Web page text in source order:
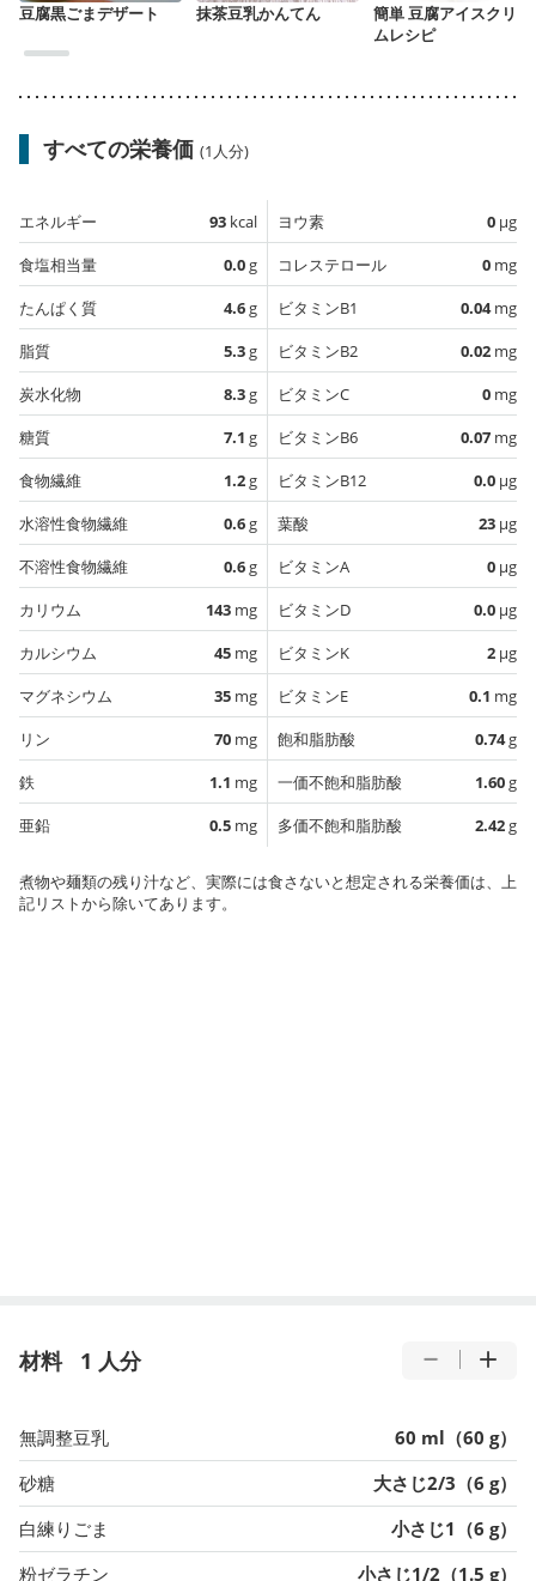
豆腐黒ごまデザート 抹茶豆乳かんてん
簡単 豆腐アイスクリー
ムレシピ
すべての栄養価 (1人分)
エネルギー 93 kcal
食塩相当量
0.0g
たんぱく質
4.6g
脂質
5.3g
炭水化物
8.3g
糖質
7.1 g
食物繊維
1.2g
水溶性食物繊維
0.6g
不溶性食物繊維
0.6g
カリウム
143 mg
カルシウム
45 mg
マグネシウム
35 mg
リン
70 mg
鉄
1.1 mg
亜鉛
0.5 mg
ヨウ素 0 µg
コレステロール
0 mg
ビタミンB1
0.04mg
ビタミンB2
0.02 mg
ビタミンC
0 mg
ビタミンB6
0.07 mg
ビタミンB12
0.0 µg
葉酸
23 µg
ビタミンA
0 µg
ビタミンD
0.0 µg
ビタミンK
2 µg
ビタミンE
0.1 mg
飽和脂肪酸
0.74g
一価不飽和脂肪酸
1.60g
多価不飽和脂肪酸
2.42g
煮物や麺類の残り汁など、実際には食さないと想定される栄養価は、上
記リストから除いてあります。
材料 1 人分
無調整豆乳
60 ml（60 g）
砂糖
大さじ2/3（6 g）
白練りごま
小さじ1（6 g）
粉ゼラチン
小さじ1/2（1.5 g）